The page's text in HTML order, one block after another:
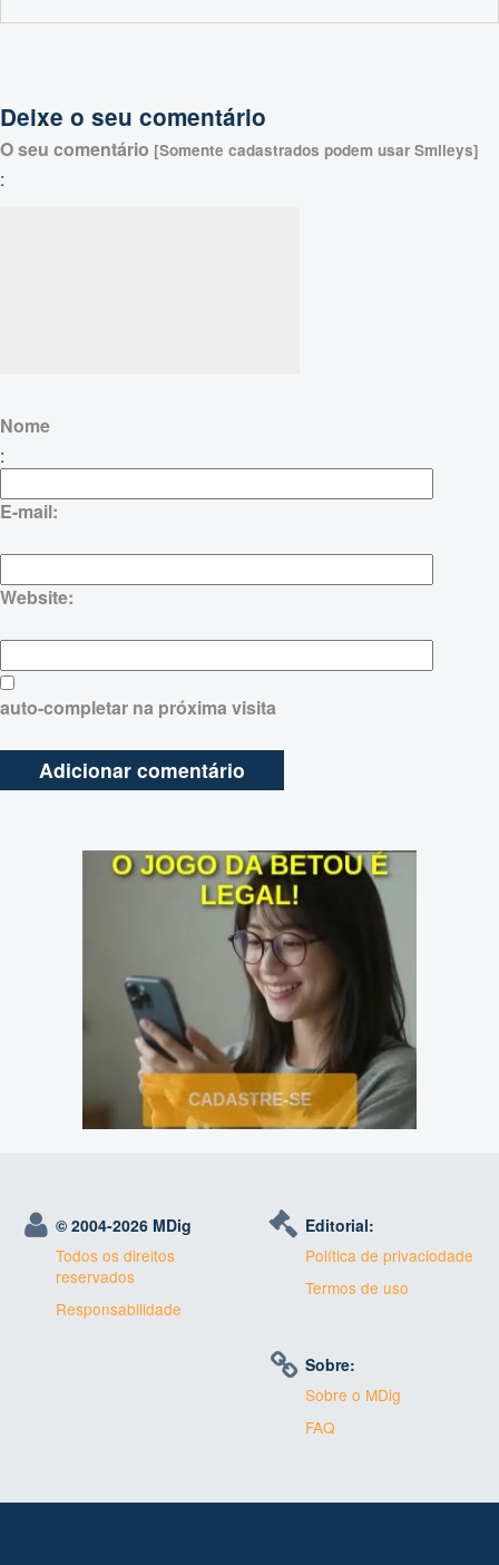
Deixe o seu comentário
O seu comentário [Somente cadastrados podem usar Smileys]
:
Nome
:
E-mail:
Website:
auto-completar na próxima visita
© 2004-2026 MDig
Todos os direitos
reservados
Responsabilidade
Editorial:
Política de privaciodade
Termos de uso
Sobre:
Sobre o MDig
FAQ